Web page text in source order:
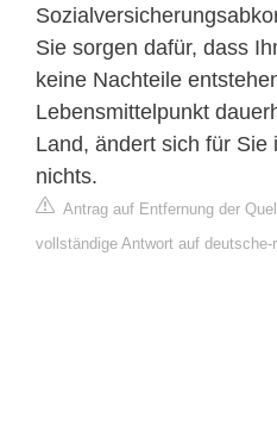
Sie sorgen dafür, dass
keine Nachteile
Lebensmittelpunkt
Land, ändert sich für Sie
nichts.
Antrag auf Entfernung der
vollständige Antwort auf